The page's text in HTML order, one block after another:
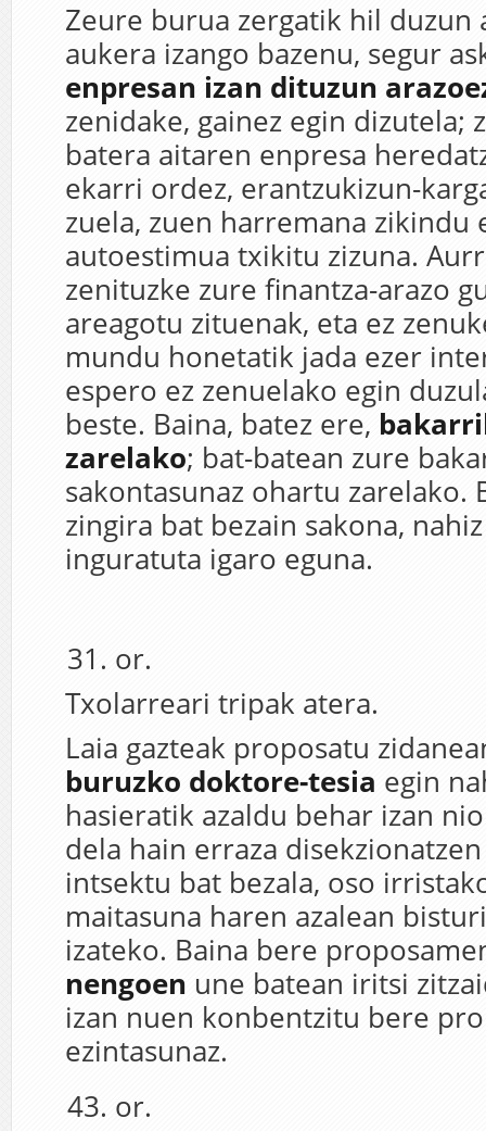
Zeure burua zergatik hil duzun
aukera izango bazenu, segur
enpresan izan dituzun
zenidake, gainez egin dizutela;
batera aitaren enpresa
ekarri ordez, erantzukizun-
zuela, zuen harremana zikindu
autoestimua txikitu zizuna.
zenituzke zure finantza-arazo
areagotu zituenak, eta ez
mundu honetatik jada ezer
espero ez zenuelako egin
beste. Baina, batez ere,
zarelako; bat-batean zure
sakontasunaz ohartu zarelako.
zingira bat bezain sakona,
inguratuta igaro eguna.
or.
Txolarreari tripak atera.
Laia gazteak proposatu
buruzko doktore-tesia egin
hasieratik azaldu behar izan
dela hain erraza
intsektu bat bezala, oso
maitasuna haren azalean
izateko. Baina bere
nengoen une batean iritsi
izan nuen konbentzitu bere
ezintasunaz.
or.